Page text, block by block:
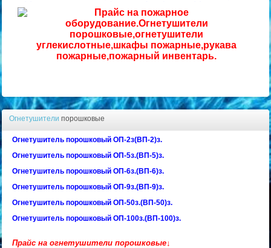
Огнетушители порошковые
Огнетушитель порошковый ОП-2з(ВП-2)з.
Огнетушитель порошковый ОП-5з.(ВП-5)з.
Огнетушитель порошковый ОП-6з.(ВП-6)з.
Огнетушитель порошковый ОП-9з.(ВП-9)з.
Огнетушитель порошковый ОП-50з.(ВП-50)з.
Огнетушитель порошковый ОП-100з.(ВП-100)з.
Прайс на огнетушители порошковые↓